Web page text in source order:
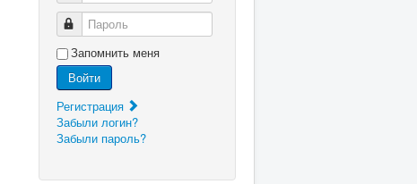
Пароль
Запомнить меня
Войти
Регистрация
Забыли логин?
Забыли пароль?